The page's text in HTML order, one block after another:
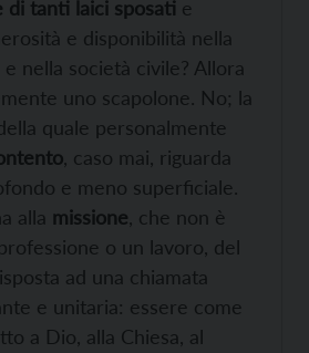
di tanti laici sposati e
e disponibilità nella
nella società civile? Allora
uno scapolone. No; la
della quale personalmente
, caso mai, riguarda
e meno superficiale.
alla missione , che non è
o un lavoro, del
ad una chiamata
e unitaria: essere come
a Dio, alla Chiesa, al